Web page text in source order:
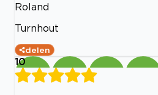
Roland
Turnhout
delen
10